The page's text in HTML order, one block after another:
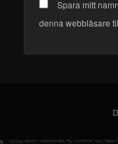
Spara mitt
denna webbläsare